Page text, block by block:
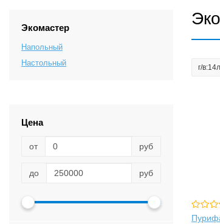
Экомастер
Напольный
Настольный
Цена
от руб
до руб
г/